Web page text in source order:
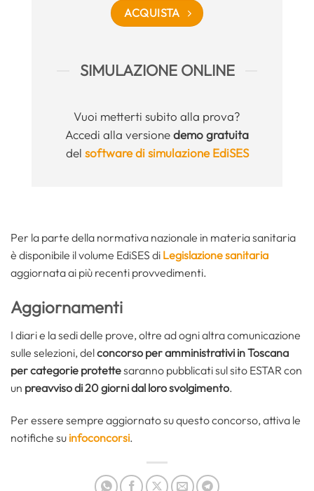
ACQUISTA
SIMULAZIONE ONLINE
Vuoi metterti subito alla prova?
Accedi alla versionedemo gratuita
del software di simulazione EdiSES
Per la parte della normativa nazionale in materia sanitaria
è disponibile il volume EdiSES di Legislazione sanitaria
aggiornata ai più recenti provvedimenti.
Aggiornamenti
I diari e la sedi delle prove, oltre ad ogni altra comunicazione
sulle selezioni, delconcorso per amministrativi in Toscana
per categorie protettesaranno pubblicati sul sito ESTAR con
un preavviso di 20 giorni dal loro svolgimento.
Per essere sempre aggiornato su questo concorso, attiva le
notifiche su infoconcorsi.